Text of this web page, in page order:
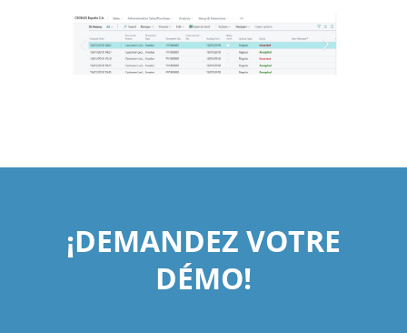
¡DEMANDEZ VOTRE
DÉMO!